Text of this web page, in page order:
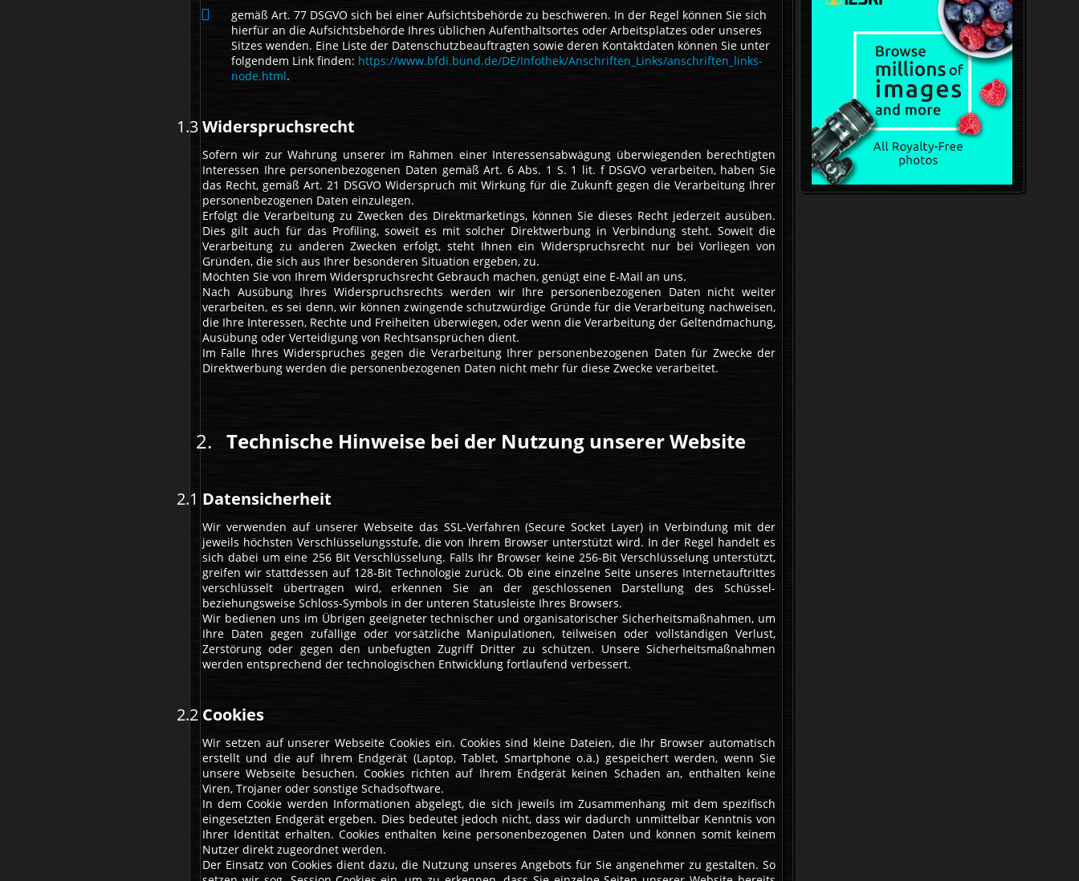
gemäß Art. 77 DSGVO sich bei einer Aufsichtsbehörde zu beschweren. In der Regel können Sie sich
hierfür an die Aufsichtsbehörde Ihres üblichen Aufenthaltsortes oder Arbeitsplatzes oder unseres
Sitzes wenden. Eine Liste der Datenschutzbeauftragten sowie deren Kontaktdaten können Sie unter
folgendem Link finden: https://www.bfdi.bund.de/DE/Infothek/Anschriften_Links/anschriften_links-
node.html.
Widerspruchsrecht
Sofern wir zur Wahrung unserer im Rahmen einer Interessensabwägung überwiegenden berechtigten
Interessen Ihre personenbezogenen Daten gemäß Art. 6 Abs. 1 S. 1 lit. f DSGVO verarbeiten, haben Sie
das Recht, gemäß Art. 21 DSGVO Widerspruch mit Wirkung für die Zukunft gegen die Verarbeitung Ihrer
personenbezogenen Daten einzulegen.
Erfolgt die Verarbeitung zu Zwecken des Direktmarketings, können Sie dieses Recht jederzeit ausüben.
Dies gilt auch für das Profiling, soweit es mit solcher Direktwerbung in Verbindung steht. Soweit die
Verarbeitung zu anderen Zwecken erfolgt, steht Ihnen ein Widerspruchsrecht nur bei Vorliegen von
Gründen, die sich aus Ihrer besonderen Situation ergeben, zu.
Möchten Sie von Ihrem Widerspruchsrecht Gebrauch machen, genügt eine E-Mail an uns.
Nach Ausübung Ihres Widerspruchsrechts werden wir Ihre personenbezogenen Daten nicht weiter
verarbeiten, es sei denn, wir können zwingende schutzwürdige Gründe für die Verarbeitung nachweisen,
die Ihre Interessen, Rechte und Freiheiten überwiegen, oder wenn die Verarbeitung der Geltendmachung,
Ausübung oder Verteidigung von Rechtsansprüchen dient.
Im Falle Ihres Widerspruches gegen die Verarbeitung Ihrer personenbezogenen Daten für Zwecke der
Direktwerbung werden die personenbezogenen Daten nicht mehr für diese Zwecke verarbeitet.
Technische Hinweise bei der Nutzung unserer Website
Datensicherheit
Wir verwenden auf unserer Webseite das SSL-Verfahren (Secure Socket Layer) in Verbindung mit der
jeweils höchsten Verschlüsselungsstufe, die von Ihrem Browser unterstützt wird. In der Regel handelt es
sich dabei um eine 256 Bit Verschlüsselung. Falls Ihr Browser keine 256-Bit Verschlüsselung unterstützt,
greifen wir stattdessen auf 128-Bit Technologie zurück. Ob eine einzelne Seite unseres Internetauftrittes
verschlüsselt übertragen wird, erkennen Sie an der geschlossenen Darstellung des Schüssel-
beziehungsweise Schloss-Symbols in der unteren Statusleiste Ihres Browsers.
Wir bedienen uns im Übrigen geeigneter technischer und organisatorischer Sicherheitsmaßnahmen, um
Ihre Daten gegen zufällige oder vorsätzliche Manipulationen, teilweisen oder vollständigen Verlust,
Zerstörung oder gegen den unbefugten Zugriff Dritter zu schützen. Unsere Sicherheitsmaßnahmen
werden entsprechend der technologischen Entwicklung fortlaufend verbessert.
Cookies
Wir setzen auf unserer Webseite Cookies ein. Cookies sind kleine Dateien, die Ihr Browser automatisch
erstellt und die auf Ihrem Endgerät (Laptop, Tablet, Smartphone o.ä.) gespeichert werden, wenn Sie
unsere Webseite besuchen. Cookies richten auf Ihrem Endgerät keinen Schaden an, enthalten keine
Viren, Trojaner oder sonstige Schadsoftware.
In dem Cookie werden Informationen abgelegt, die sich jeweils im Zusammenhang mit dem spezifisch
eingesetzten Endgerät ergeben. Dies bedeutet jedoch nicht, dass wir dadurch unmittelbar Kenntnis von
Ihrer Identität erhalten. Cookies enthalten keine personenbezogenen Daten und können somit keinem
Nutzer direkt zugeordnet werden.
Der Einsatz von Cookies dient dazu, die Nutzung unseres Angebots für Sie angenehmer zu gestalten. So